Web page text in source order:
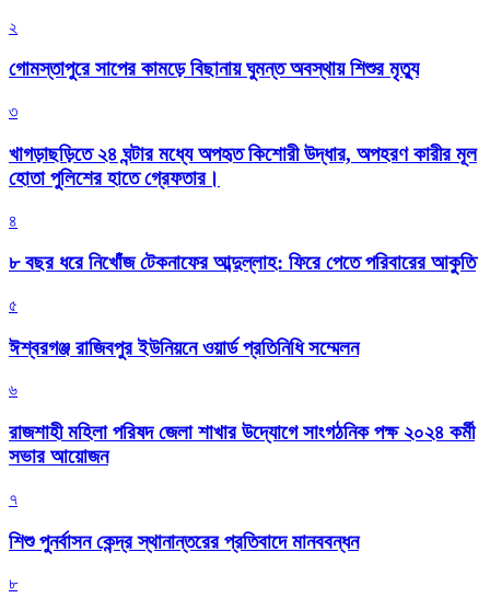
২
গোমস্তাপুরে সাপের কামড়ে বিছানায় ঘুমন্ত অবস্থায় শিশুর মৃত্যু
৩
খাগড়াছড়িতে ২৪ ঘন্টার মধ্যে অপহৃত কিশোরী উদ্ধার, অপহরণ কারীর মূল
হোতা পুলিশের হাতে গ্রেফতার।
৪
৮ বছর ধরে নিখোঁজ টেকনাফের আব্দুল্লাহ: ফিরে পেতে পরিবারের আকুতি
৫
ঈশ্বরগঞ্জ রাজিবপুর ইউনিয়নে ওয়ার্ড প্রতিনিধি সম্মেলন
৬
রাজশাহী মহিলা পরিষদ জেলা শাখার উদ্যোগে সাংগঠনিক পক্ষ ২০২৪ কর্মী
সভার আয়োজন
৭
শিশু পুনর্বাসন কেন্দ্র স্থানান্তরের প্রতিবাদে মানববন্ধন
৮